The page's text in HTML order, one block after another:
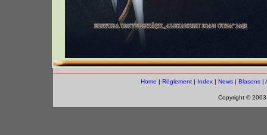
Home | Règlement| Index| News| Blasons|
Copyright ©